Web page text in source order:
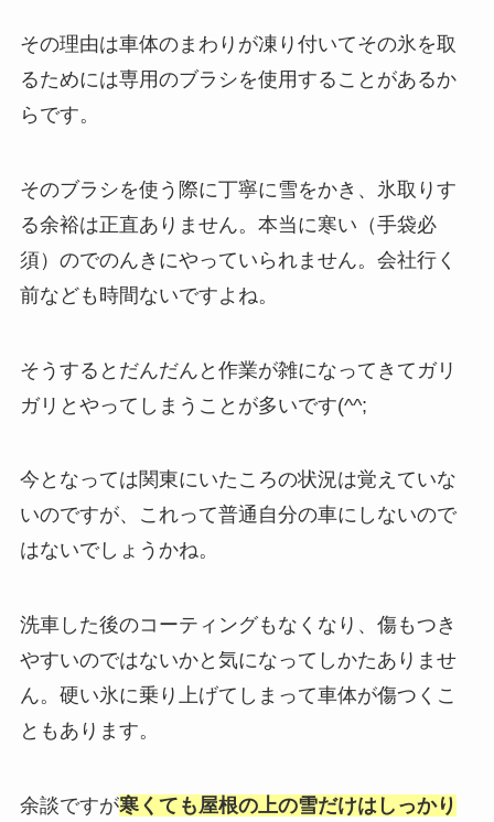
その理由は車体のまわりが凍り付いてその氷を取
るためには専用のブラシを使用することがあるか
らです。
そのブラシを使う際に丁寧に雪をかき、氷取りす
る余裕は正直ありません。本当に寒い（手袋必
須）のでのんきにやっていられません。会社行く
前なども時間ないですよね。
そうするとだんだんと作業が雑になってきてガリ
ガリとやってしまうことが多いです(^^;
今となっては関東にいたころの状況は覚えていな
いのですが、これって普通自分の車にしないので
はないでしょうかね。
洗車した後のコーティングもなくなり、傷もつき
やすいのではないかと気になってしかたありませ
ん。硬い氷に乗り上げてしまって車体が傷つくこ
ともあります。
余談ですが寒くても屋根の上の雪だけはしっかり